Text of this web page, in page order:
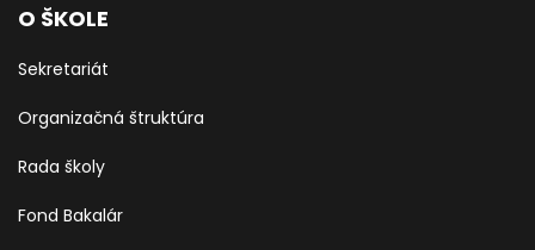
O ŠKOLE
Sekretariát
Organizačná štruktúra
Rada školy
Fond Bakalár